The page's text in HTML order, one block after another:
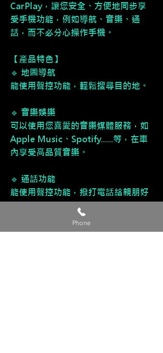
CarPlay，讓您安全、方便地同步享
受手機功能，例如導航、音樂、通
話，而不必分心操作手機。
【產品特色】
🔹 地圖導航
能使用聲控功能，輕鬆搜尋目的地。
🔹 音樂娛樂
可以使用您喜愛的音樂媒體服務，如
Apple Music、Spotify......等，在車
內享受高品質音樂。
🔹 通話功能
能使用聲控功能，撥打電話給親朋好
🔹 多元應用功能
Phone